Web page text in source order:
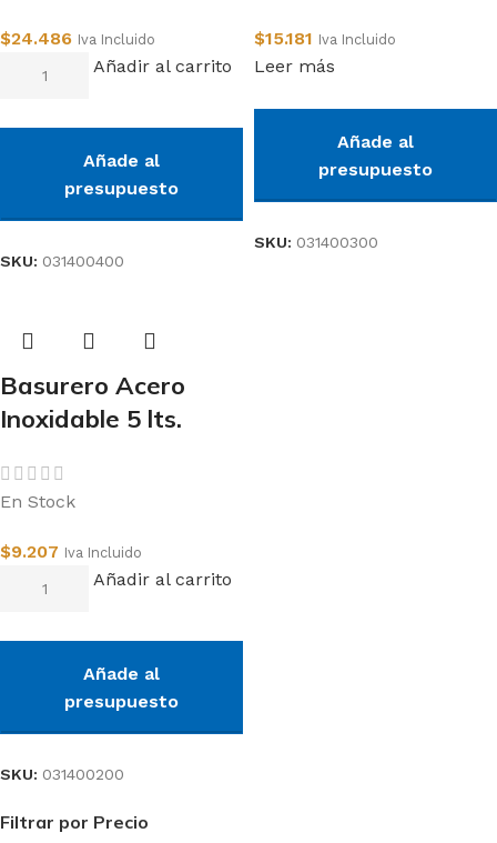
Filtrar por Precio
$24.486 Iva Incluido
Añadir al carrito
Añade al
presupuesto
SKU: 031400400
$15.181 Iva Incluido
Leer más
Añade al
presupuesto
SKU: 031400300
Basurero Acero
Inoxidable 5 lts.
En Stock
$9.207 Iva Incluido
Añadir al carrito
Añade al
presupuesto
SKU: 031400200